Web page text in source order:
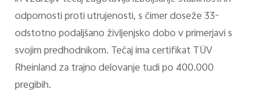
odpornosti proti utrujenosti, s čimer doseže 33-
odstotno podaljšano življenjsko dobo v primerjavi s
svojim predhodnikom. Tečaj ima certifikat TÜV
Rheinland za trajno delovanje tudi po 400.000
pregibih.